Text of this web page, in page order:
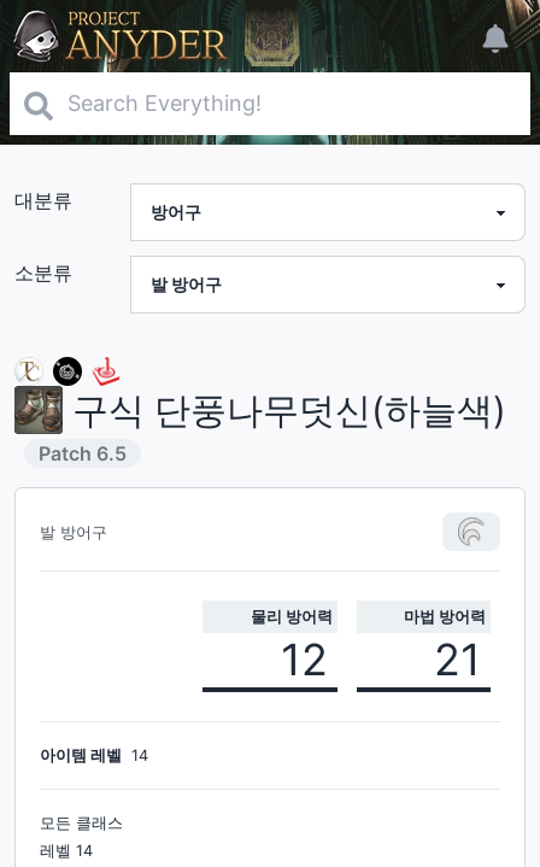
대분류
소분류
구식 단풍나무덧신(하늘색)
Patch 6.5
발 방어구
물리 방어력
12
마법 방어력
21
아이템 레벨 14
모든 클래스
레벨 14